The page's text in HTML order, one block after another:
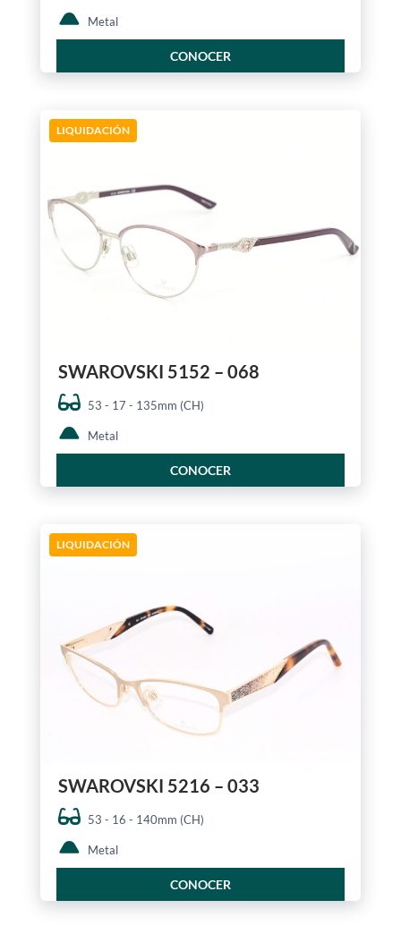
Metal
CONOCER
LIQUIDACIÓN
SWAROVSKI 5152 – 068
53 - 17 - 135mm (CH)
Metal
CONOCER
LIQUIDACIÓN
SWAROVSKI 5216 – 033
53 - 16 - 140mm (CH)
Metal
CONOCER